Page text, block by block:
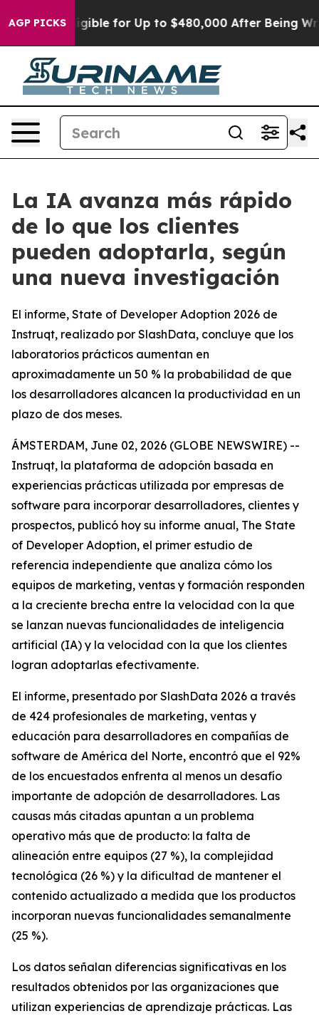
AGP PICKS
He’s Eligible for Up to $480,000 After Being
La IA avanza más rápido
de lo que los clientes
pueden adoptarla, según
una nueva investigación
El informe, State of Developer Adoption 2026 de
Instruqt, realizado por SlashData, concluye que los
laboratorios prácticos aumentan en
aproximadamente un 50 % la probabilidad de que
los desarrolladores alcancen la productividad en un
plazo de dos meses.
ÁMSTERDAM, June 02, 2026 (GLOBE NEWSWIRE) --
Instruqt, la plataforma de adopción basada en
experiencias prácticas utilizada por empresas de
software para incorporar desarrolladores, clientes y
prospectos, publicó hoy su informe anual, The State
of Developer Adoption, el primer estudio de
referencia independiente que analiza cómo los
equipos de marketing, ventas y formación responden
a la creciente brecha entre la velocidad con la que
se lanzan nuevas funcionalidades de inteligencia
artificial (IA) y la velocidad con la que los clientes
logran adoptarlas efectivamente.
El informe, presentado por SlashData 2026 a través
de 424 profesionales de marketing, ventas y
educación para desarrolladores en compañías de
software de América del Norte, encontró que el 92%
de los encuestados enfrenta al menos un desafío
importante de adopción de desarrolladores. Las
causas más citadas apuntan a un problema
operativo más que de producto: la falta de
alineación entre equipos (27 %), la complejidad
tecnológica (26 %) y la dificultad de mantener el
contenido actualizado a medida que los productos
incorporan nuevas funcionalidades semanalmente
(25 %).
Los datos señalan diferencias significativas en los
resultados obtenidos por las organizaciones que
utilizan experiencias de aprendizaje prácticas. Las